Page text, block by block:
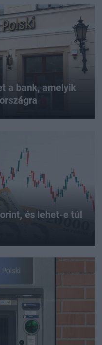
a bank, amelyik
és lehet-e túl